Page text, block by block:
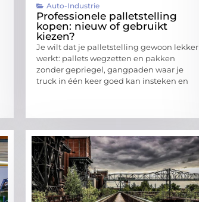
Auto-Industrie
Professionele palletstelling
kopen: nieuw of gebruikt
kiezen?
Je wilt dat je palletstelling gewoon lekker
werkt: pallets wegzetten en pakken
zonder gepriegel, gangpaden waar je
truck in één keer goed kan insteken en